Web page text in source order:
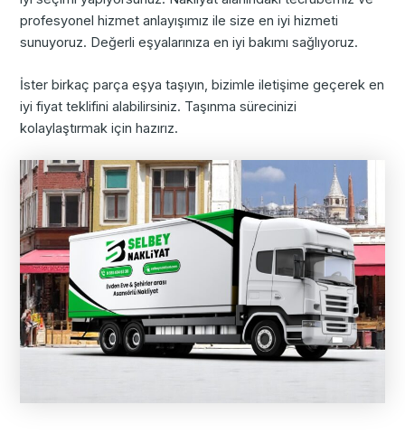
profesyonel hizmet anlayışımız ile size en iyi hizmeti
sunuyoruz. Değerli eşyalarınıza en iyi bakımı sağlıyoruz.
İster birkaç parça eşya taşıyın, bizimle iletişime geçerek en
iyi fiyat teklifini alabilirsiniz. Taşınma sürecinizi
kolaylaştırmak için hazırız.